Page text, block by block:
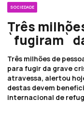
SOCIEDADE
Três
`fugiram`
Três milhões de
para fugir da grave
atravessa, alertou
destas devem
internacional de